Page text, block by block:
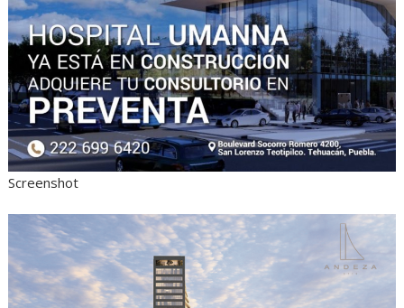
Screenshot